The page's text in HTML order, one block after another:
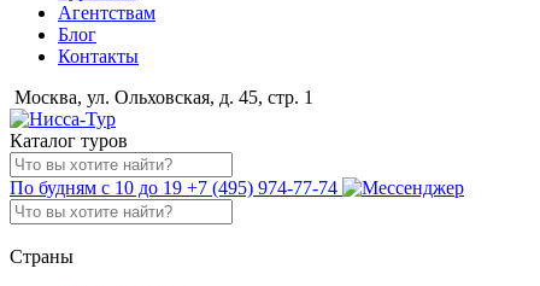
Агентствам
Блог
Контакты
Москва, ул. Ольховская, д. 45, стр. 1
Каталог туров
По будням с 10 до 19 +7 (495) 974-77-74
Страны